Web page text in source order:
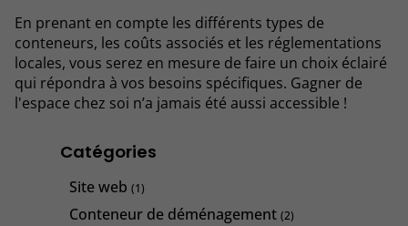
Catégories
Site web (1)
Conteneur de déménagement (2)
En prenant en compte les différents types de
conteneurs, les coûts associés et les réglementations
locales, vous serez en mesure de faire un choix éclairé
qui répondra à vos besoins spécifiques. Gagner de
l'espace chez soi n’a jamais été aussi accessible !